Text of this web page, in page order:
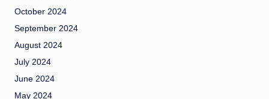
October 2024
September 2024
August 2024
July 2024
June 2024
May 2024